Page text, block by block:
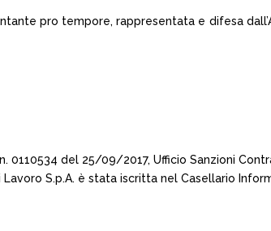
pro tempore, rappresentata e difesa
del 25/09/2017, Ufficio Sanzioni
S.p.A. è stata iscritta nel Casellario